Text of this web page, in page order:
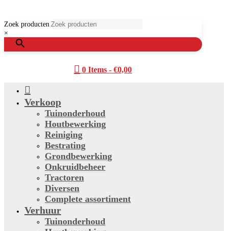
Zoek producten
×
 0 Items - €0,00

Verkoop
Tuinonderhoud
Houtbewerking
Reiniging
Bestrating
Grondbewerking
Onkruidbeheer
Tractoren
Diversen
Complete assortiment
Verhuur
Tuinonderhoud